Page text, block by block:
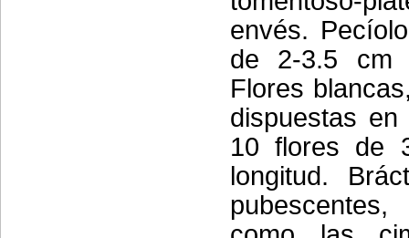
envés.
de 2-3.5 cm
Flores
dispuestas
10 flores de
longitud.